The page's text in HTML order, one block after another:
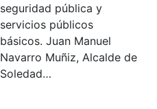
seguridad pública y
servicios públicos
básicos. Juan Manuel
Navarro Muñiz, Alcalde de
Soledad…